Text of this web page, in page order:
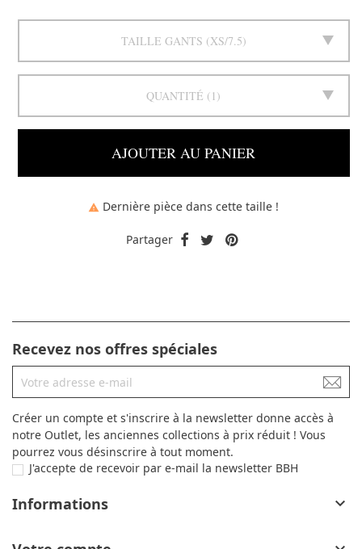
TAILLE GANTS XS/7.5
QUANTITÉ 1
AJOUTER AU PANIER
 Dernière pièce dans cette taille !
Partager
Recevez nos offres spéciales
Créer un compte et s'inscrire à la newsletter donne accès à
notre Outlet, les anciennes collections à prix réduit ! Vous
pourrez vous désinscrire à tout moment.
J'accepte de recevoir par e-mail la newsletter BBH
Informations 